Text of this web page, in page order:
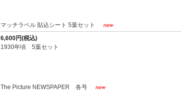
マッチラベル 貼込シート 5葉セット
6,600円(税込)
1930年頃 5葉セット
The Picture NEWSPAPER 各号